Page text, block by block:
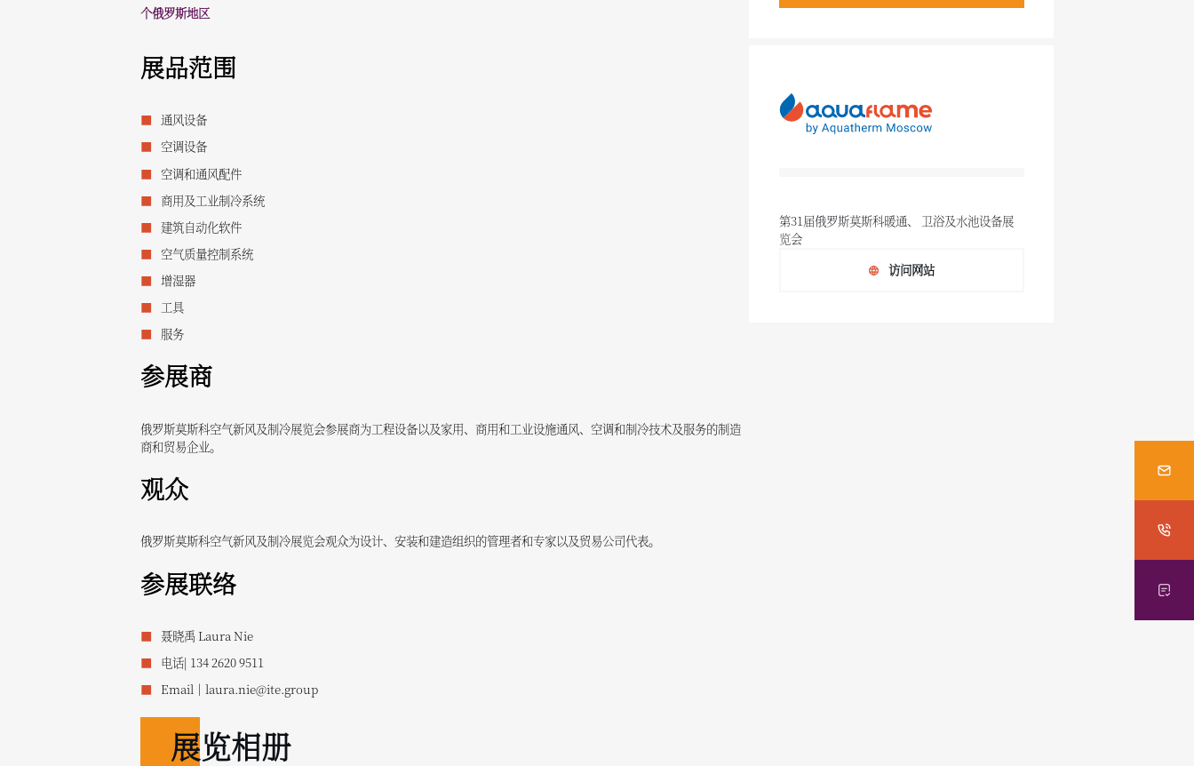
个俄罗斯地区
展品范围
通风设备
空调设备
空调和通风配件
商用及工业制冷系统
建筑自动化软件
空气质量控制系统
增湿器
工具
服务
参展商
俄罗斯莫斯科空气新风及制冷展览会参展商为工程设备以及家用、商用和工业设施通风、空调和制冷技术及服务的制造
商和贸易企业。
观众
俄罗斯莫斯科空气新风及制冷展览会观众为设计、安装和建造组织的管理者和专家以及贸易公司代表。
参展联络
聂晓禹 Laura Nie
电话| 134 2620 9511
Email｜laura.nie@ite.group
展览相册
第31届俄罗斯莫斯科暖通、 卫浴及水池设备展
览会
访问网站